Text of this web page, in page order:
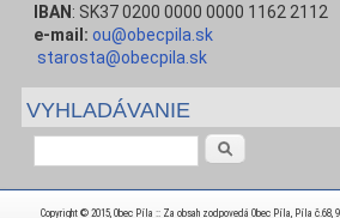
IBAN : SK37 0200 0000 0000 1162 2112
e-mail: ou@obecpila.sk
starosta@obecpila.sk
VYHLADÁVANIE
Copyright © 2015, Obec Píla :: Za obsah zodpovedá Obec Píla, Píla č.68,